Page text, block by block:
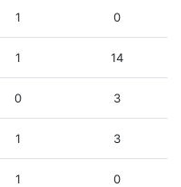
1 0
1 14
0 3
1 3
1 0